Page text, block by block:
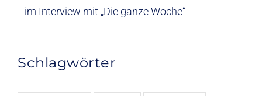
im Interview mit „Die ganze Woche“
Schlagwörter